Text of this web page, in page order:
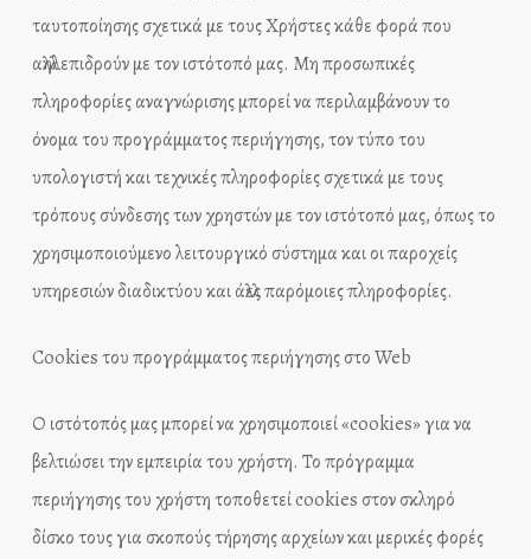
ταυτοποίησης σχετικά με τους Χρήστες κάθε φορά που
αλληλεπιδρούν με τον ιστότοπό μας. Μη προσωπικές
πληροφορίες αναγνώρισης μπορεί να περιλαμβάνουν το
όνομα του προγράμματος περιήγησης, τον τύπο του
υπολογιστή και τεχνικές πληροφορίες σχετικά με τους
τρόπους σύνδεσης των χρηστών με τον ιστότοπό μας, όπως το
χρησιμοποιούμενο λειτουργικό σύστημα και οι παροχείς
υπηρεσιών διαδικτύου και άλλες παρόμοιες πληροφορίες.
Cookies του προγράμματος περιήγησης στο Web
Ο ιστότοπός μας μπορεί να χρησιμοποιεί «cookies» για να
βελτιώσει την εμπειρία του χρήστη. Το πρόγραμμα
περιήγησης του χρήστη τοποθετεί cookies στον σκληρό
δίσκο τους για σκοπούς τήρησης αρχείων και μερικές φορές